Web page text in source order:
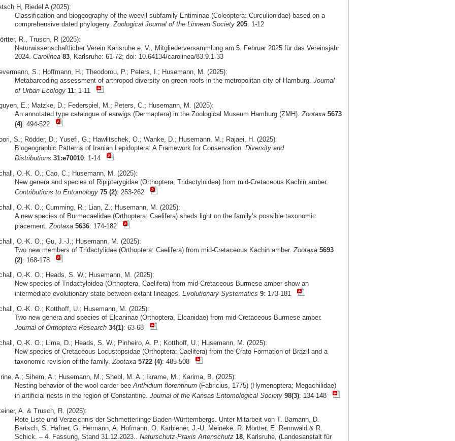
H, Riedel A (2025):
Classification and biogeography of the weevil subfamily Entiminae (Coleoptera: Curculionidae) based on a
comprehensive dated phylogeny.Zoological Journal of the Linnean Society 205: 1-12
R., Trusch, R (2025):
Naturwissenschaftlicher Verein Karlsruhe e. V., Mitgliederversammlung am 5. Februar 2025 für das Vereinsjahr
2024. Carolinea 83, Karlsruhe: 61-72; doi: 10.64134/carolinea/83.9.1-33
S.; Hoffmann, H.; Theodorou, P.; Peters, I.; Husemann, M. (2025):
Metabarcoding assessment of arthropod diversity on green roofs in the metropolitan city of Hamburg. Journal
of Urban Ecology 11: 1-11
E.; Matzke, D.; Federspiel, M.; Peters, C.; Husemann, M. (2025):
An annotated type catalogue of earwigs (Dermaptera) in the Zoological Museum Hamburg (ZMH).Zootaxa 5673
(4): 494-522
S.; Rödder, D.; Yusefi, G.; Hawlitschek, O.; Wanke, D.; Husemann, M.; Rajaei, H. (2025):
Biogeographic Patterns of Iranian Lepidoptera: A Framework for Conservation. Diversity and
Distributions 31:e70010: 1-14
O.-K. O.; Cao, C.; Husemann, M. (2025):
New genera and species of Ripipterygidae (Orthoptera, Tridactyloidea) from mid-Cretaceous Kachin amber.
Contributions to Entomology 75 (2): 253-262
O.-K. O.; Cumming, R.; Lian, Z.; Husemann, M. (2025):
A new species of Burmecaelidae (Orthoptera: Caelifera) sheds light on the family’s possible taxonomic
placement. Zootaxa 5636: 174-182
O.-K. O.; Gu, J.-J.; Husemann, M. (2025):
Two new members of Tridactylidae (Orthoptera: Caelifera) from mid-Cretaceous Kachin amber. Zootaxa 5693
(2): 168-178
O.-K. O.; Heads, S. W.; Husemann, M. (2025):
New species of Tridactyloidea (Orthoptera, Caelifera) from mid-Cretaceous Burmese amber show an
intermediate evolutionary state between extant lineages. Evolutionary Systematics 9: 173-181
O.-K. O.; Kotthoff, U.; Husemann, M. (2025):
Two new genera and species of Elcaninae (Orthoptera, Elcanidae) from mid-Cretaceous Burmese amber.
Journal of Orthoptera Research 34(1): 63-68
O.-K. O.; Lima, D.; Heads, S. W.; Pinheiro, A. P.; Kotthoff, U.; Husemann, M. (2025):
New species of Cretaceous Locustopsidae (Orthoptera: Caelifera) from the Crato Formation of Brazil and a
taxonomic revision of the family.Zootaxa 5722 (4): 485-508
A.; Sihem, A.; Husemann, M.; Shebl, M. A.; Ikrame, M.; Karima, B. (2025):
Nesting behavior of the wool carder bee Anthidium florentinum(Fabricius, 1775) (Hymenoptera; Megachilidae)
in artificial nests in the region of Constantine. Journal of the Kansas Entomological Society 98(3): 134-148
A. & Trusch, R. (2025):
Rote Liste und Verzeichnis der Schmetterlinge Baden-Württembergs. Unter Mitarbeit von T. Bamann, D.
Bartsch, S. Hafner, G. Hermann, A. Hofmann, O. Karbiener, J.-U. Meineke, R. Mörtter, E. Rennwald & R.
Schick. – 4. Fassung, Stand 31.12.2023.. Naturschutz-Praxis Artenschutz 18, Karlsruhe, (Landesanstalt für